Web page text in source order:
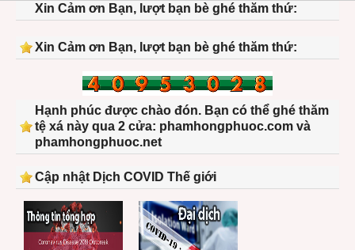
Xin Cảm ơn Bạn, lượt bạn bè ghé thăm thứ:
Xin Cảm ơn Bạn, lượt bạn bè ghé thăm thứ:
Hạnh phúc được chào đón. Bạn có thể ghé thăm
tệ xá này qua 2 cửa: phamhongphuoc.com và
phamhongphuoc.net
Cập nhật Dịch COVID Thế giới